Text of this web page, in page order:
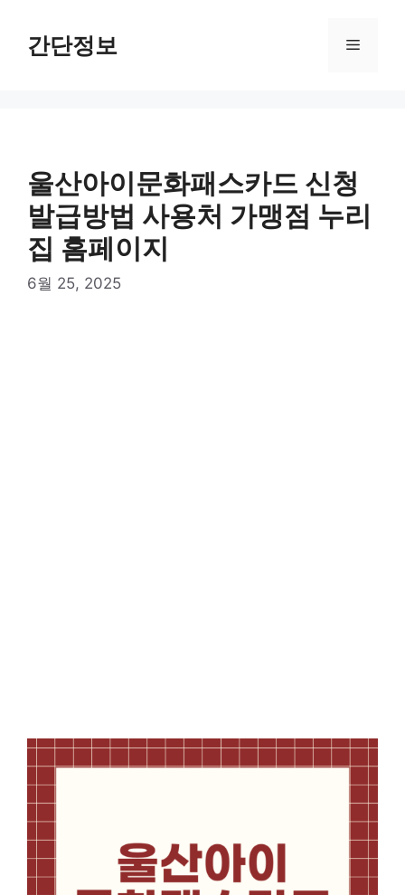
간단정보 메
울산아이문화패스카드 신청
발급방법 사용처 가맹점 누리
집 홈페이지
6월 25, 2025